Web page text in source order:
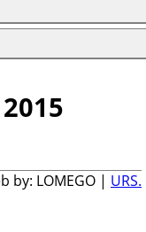
by: LOMEGO | URS.